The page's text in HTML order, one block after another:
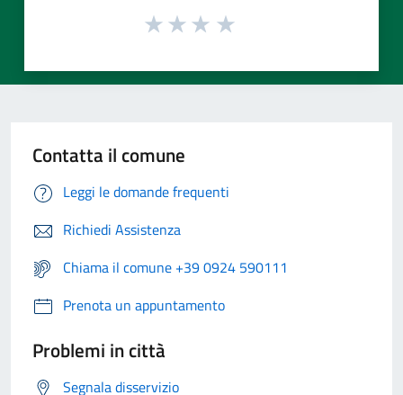
Contatta il comune
Leggi le domande frequenti
Richiedi Assistenza
Chiama il comune +39 0924 590111
Prenota un appuntamento
Problemi in città
Segnala disservizio